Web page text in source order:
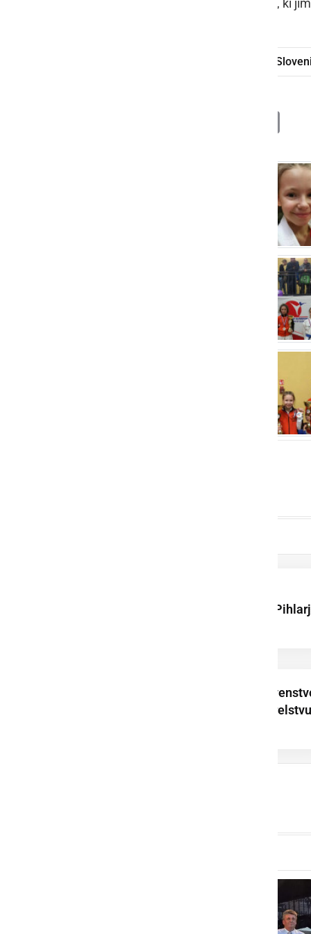
forme za DP ter Avtovleki Ščavničar, ki
Karate zveza
memorial Feliksa
Zaključilo se je
lovskih družin v strelstvu